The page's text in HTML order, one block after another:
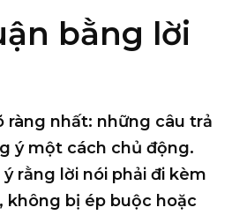
bằng lời
ràng nhất: những câu trả
ý một cách chủ động.
rằng lời nói phải đi kèm
bị ép buộc hoặc